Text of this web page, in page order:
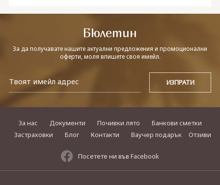
Бюлетин
За да получавате нашите актуални предложения и промоционални
оферти, моля впишете своя имейл.
За нас Документи Почивки лято
Банкови сметки
Застраховки
Блог Контакти Ваучер подарък Отзиви
Посетете ни във Facebook